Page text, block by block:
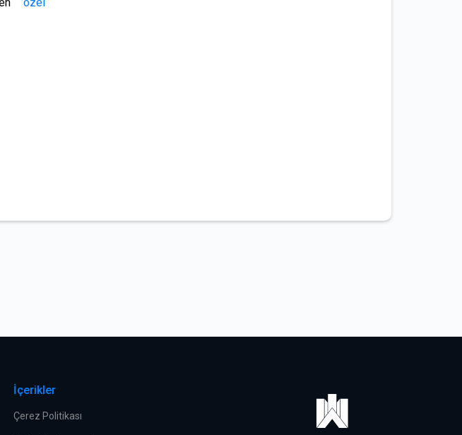
İçerikler
Çerez Politikası